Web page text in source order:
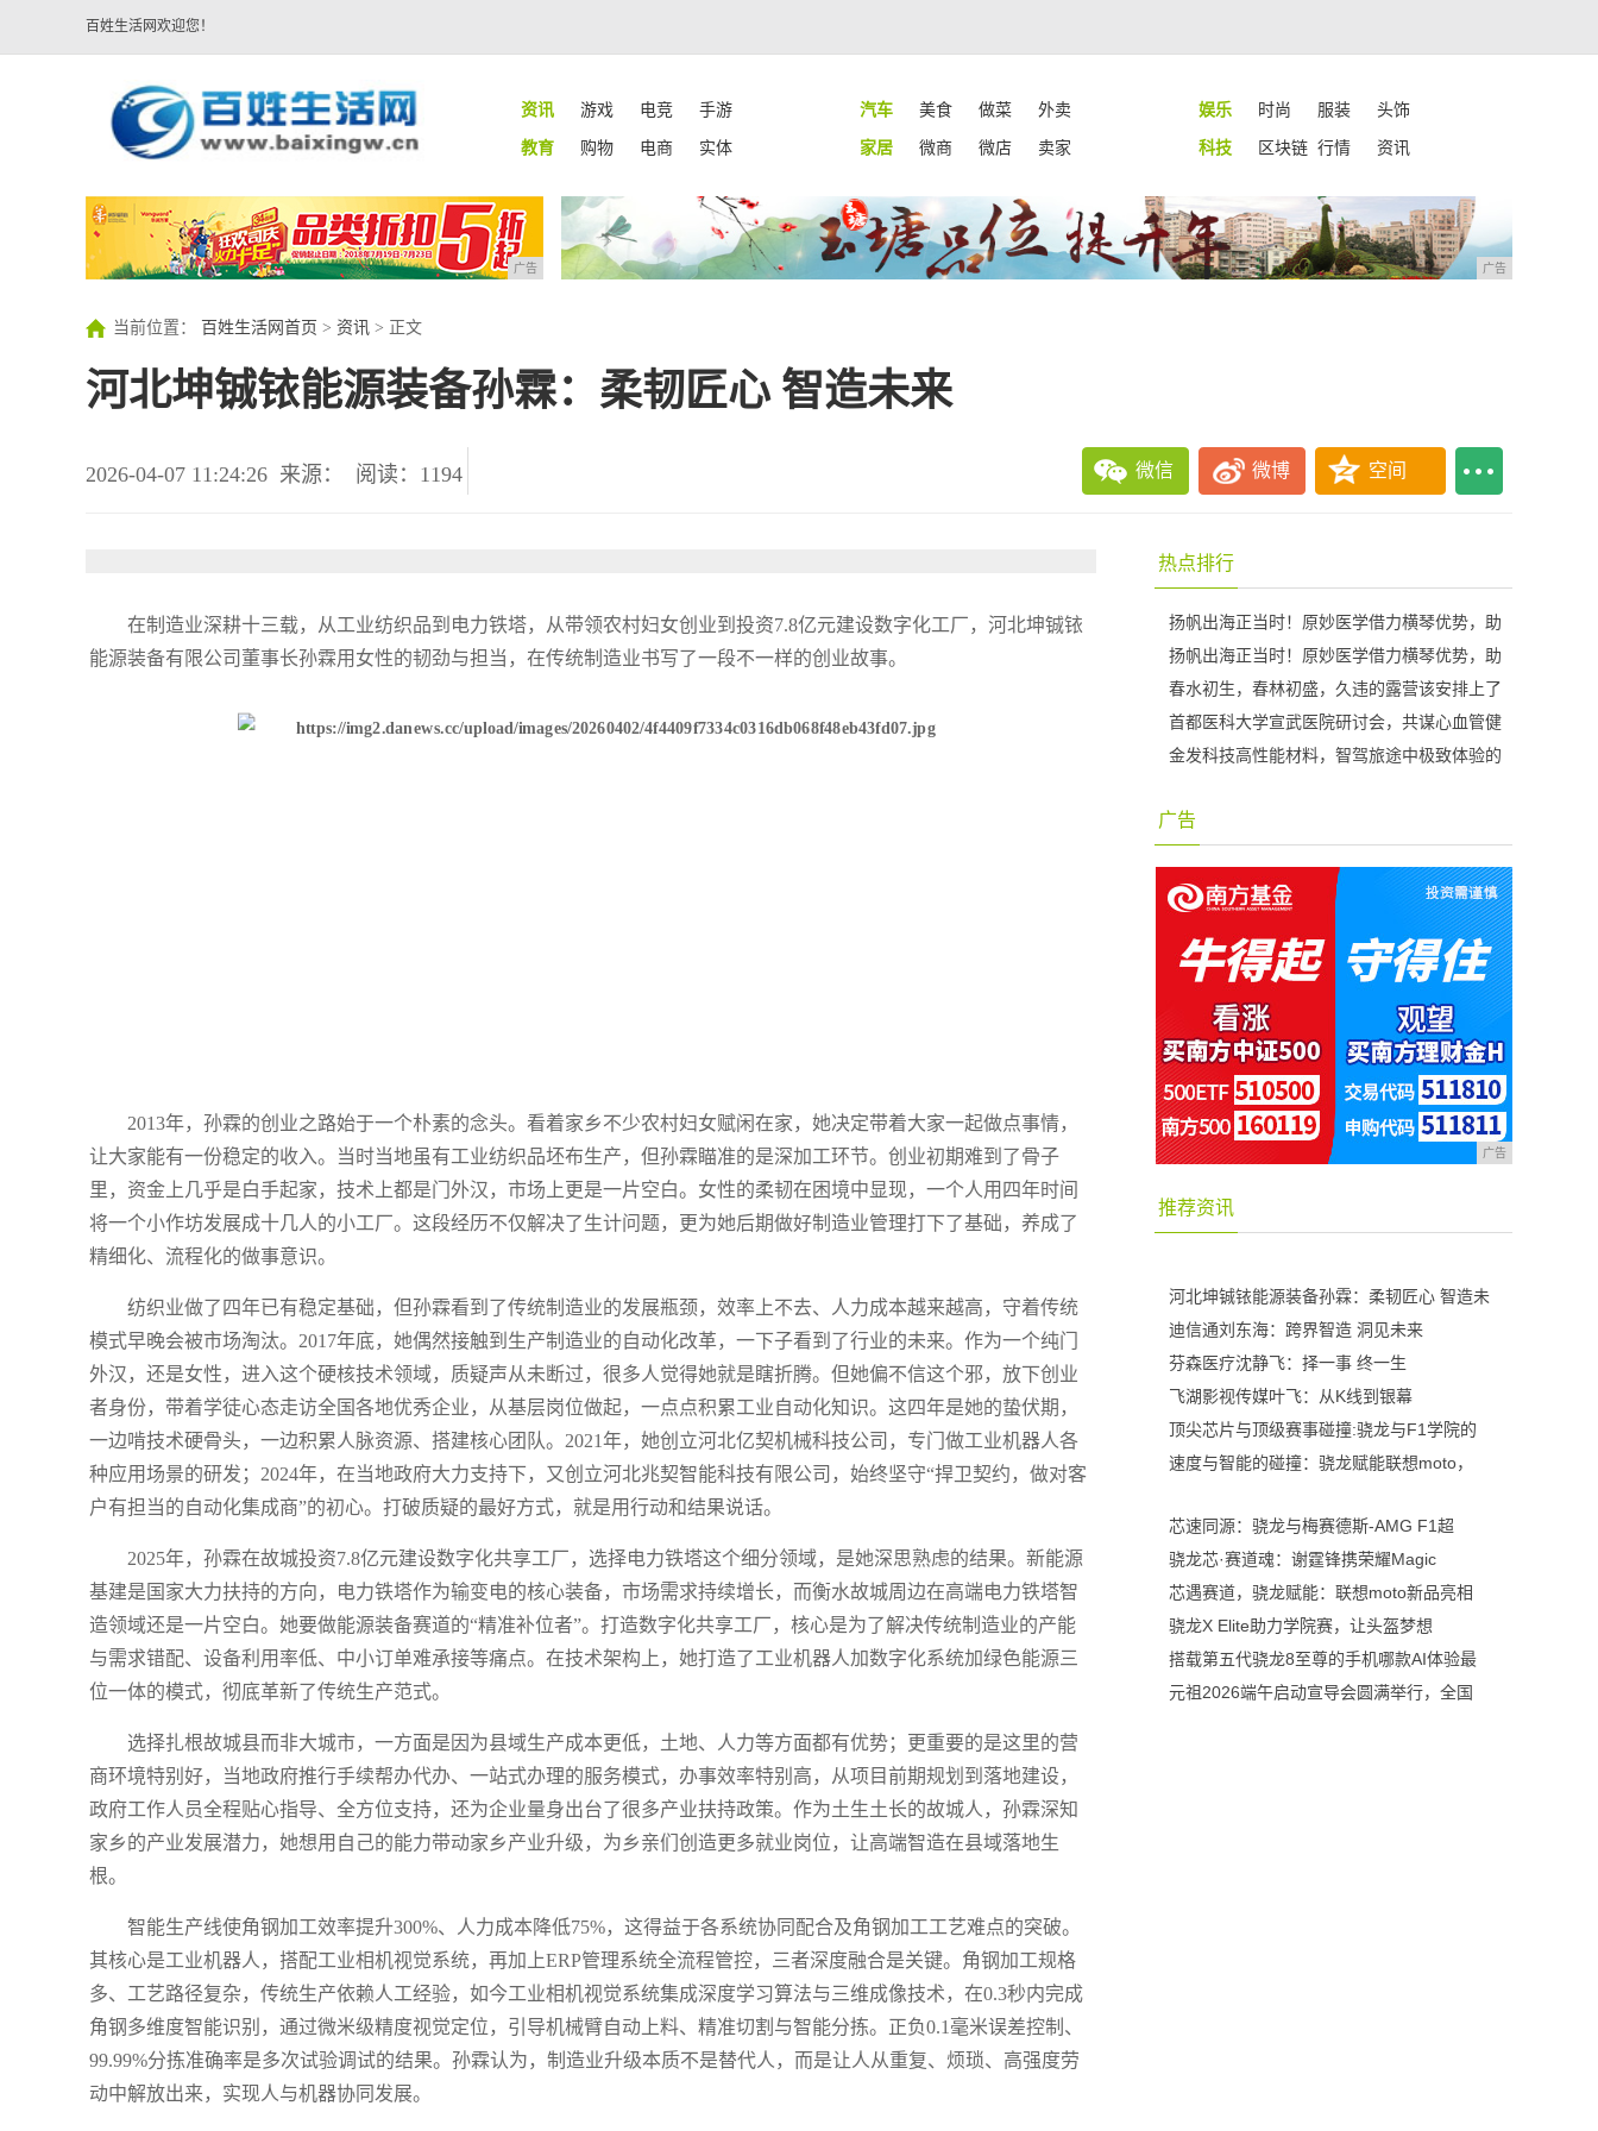
百姓生活网欢迎您！
资讯 游戏 电竞 手游 汽车 美食 做菜 外卖 娱乐 时尚 服装
头饰
教育
购物 电商 实体 家居 微商 微店 卖家 科技 区块链 行情 资讯
广告 广告
当前位置： 百姓生活网首页 > 资讯 > 正文
河北坤铖铱能源装备孙霖：柔韧匠心 智造未来
2026-04-07 11:24:26 来源： 阅读：1194 微信 微博 空间
在制造业深耕十三载，从工业纺织品到电力铁塔，从带领农村妇女创业到投资7.8亿元建设数字化工厂，河北坤铖铱
能源装备有限公司董事长孙霖用女性的韧劲与担当，在传统制造业书写了一段不一样的创业故事。
2013年，孙霖的创业之路始于一个朴素的念头。看着家乡不少农村妇女赋闲在家，她决定带着大家一起做点事情，
让大家能有一份稳定的收入。当时当地虽有工业纺织品坯布生产，但孙霖瞄准的是深加工环节。创业初期难到了骨子
里，资金上几乎是白手起家，技术上都是门外汉，市场上更是一片空白。女性的柔韧在困境中显现，一个人用四年时间
将一个小作坊发展成十几人的小工厂。这段经历不仅解决了生计问题，更为她后期做好制造业管理打下了基础，养成了
精细化、流程化的做事意识。
纺织业做了四年已有稳定基础，但孙霖看到了传统制造业的发展瓶颈，效率上不去、人力成本越来越高，守着传统
模式早晚会被市场淘汰。2017年底，她偶然接触到生产制造业的自动化改革，一下子看到了行业的未来。作为一个纯门
外汉，还是女性，进入这个硬核技术领域，质疑声从未断过，很多人觉得她就是瞎折腾。但她偏不信这个邪，放下创业
者身份，带着学徒心态走访全国各地优秀企业，从基层岗位做起，一点点积累工业自动化知识。这四年是她的蛰伏期，
一边啃技术硬骨头，一边积累人脉资源、搭建核心团队。2021年，她创立河北亿契机械科技公司，专门做工业机器人各
种应用场景的研发；2024年，在当地政府大力支持下，又创立河北兆契智能科技有限公司，始终坚守“捍卫契约，做对客
户有担当的自动化集成商”的初心。打破质疑的最好方式，就是用行动和结果说话。
2025年，孙霖在故城投资7.8亿元建设数字化共享工厂，选择电力铁塔这个细分领域，是她深思熟虑的结果。新能源
基建是国家大力扶持的方向，电力铁塔作为输变电的核心装备，市场需求持续增长，而衡水故城周边在高端电力铁塔智
造领域还是一片空白。她要做能源装备赛道的“精准补位者”。打造数字化共享工厂，核心是为了解决传统制造业的产能
与需求错配、设备利用率低、中小订单难承接等痛点。在技术架构上，她打造了工业机器人加数字化系统加绿色能源三
位一体的模式，彻底革新了传统生产范式。
选择扎根故城县而非大城市，一方面是因为县域生产成本更低，土地、人力等方面都有优势；更重要的是这里的营
商环境特别好，当地政府推行手续帮办代办、一站式办理的服务模式，办事效率特别高，从项目前期规划到落地建设，
政府工作人员全程贴心指导、全方位支持，还为企业量身出台了很多产业扶持政策。作为土生土长的故城人，孙霖深知
家乡的产业发展潜力，她想用自己的能力带动家乡产业升级，为乡亲们创造更多就业岗位，让高端智造在县域落地生
根。
智能生产线使角钢加工效率提升300%、人力成本降低75%，这得益于各系统协同配合及角钢加工工艺难点的突破。
其核心是工业机器人，搭配工业相机视觉系统，再加上ERP管理系统全流程管控，三者深度融合是关键。角钢加工规格
多、工艺路径复杂，传统生产依赖人工经验，如今工业相机视觉系统集成深度学习算法与三维成像技术，在0.3秒内完成
角钢多维度智能识别，通过微米级精度视觉定位，引导机械臂自动上料、精准切割与智能分拣。正负0.1毫米误差控制、
99.99%分拣准确率是多次试验调试的结果。孙霖认为，制造业升级本质不是替代人，而是让人从重复、烦琐、高强度劳
动中解放出来，实现人与机器协同发展。
热点排行
扬帆出海正当时！原妙医学借力横琴优势，助
扬帆出海正当时！原妙医学借力横琴优势，助
春水初生，春林初盛，久违的露营该安排上了
首都医科大学宣武医院研讨会，共谋心血管健
金发科技高性能材料，智驾旅途中极致体验的
广告
广告
推荐资讯
河北坤铖铱能源装备孙霖：柔韧匠心 智造未
迪信通刘东海：跨界智造 洞见未来
芬森医疗沈静飞：择一事 终一生
飞湖影视传媒叶飞：从K线到银幕
顶尖芯片与顶级赛事碰撞:骁龙与F1学院的
速度与智能的碰撞：骁龙赋能联想moto，
芯速同源：骁龙与梅赛德斯-AMG F1超
骁龙芯·赛道魂：谢霆锋携荣耀Magic
芯遇赛道，骁龙赋能：联想moto新品亮相
骁龙X Elite助力学院赛，让头盔梦想
搭载第五代骁龙8至尊的手机哪款AI体验最
元祖2026端午启动宣导会圆满举行，全国